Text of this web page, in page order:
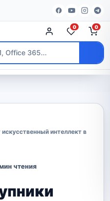
0 0
интеллект в
чтения